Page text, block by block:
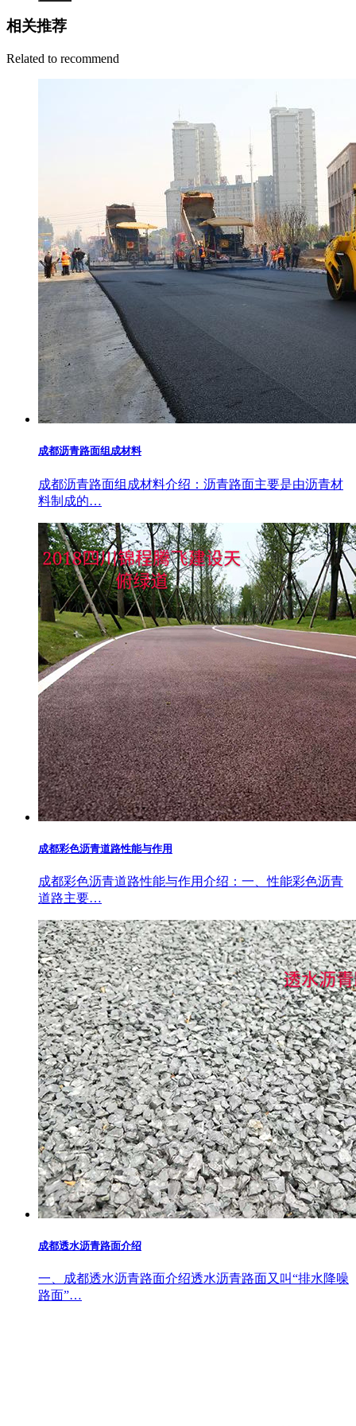
相关推荐
Related to recommend
成都沥青路面组成材料
成都沥青路面组成材料介绍：沥青路面主要是由沥青材
料制成的…
成都彩色沥青道路性能与作用
成都彩色沥青道路性能与作用介绍：一、性能彩色沥青
道路主要…
成都透水沥青路面介绍
一、成都透水沥青路面介绍透水沥青路面又叫“排水降噪
路面”…